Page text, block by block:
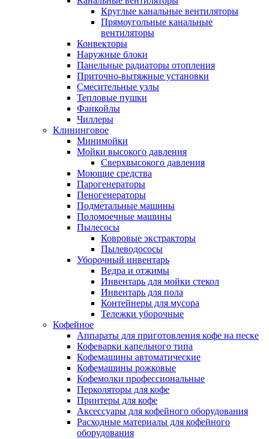
Круглые канальные вентиляторы
Прямоугольные канальные
вентиляторы
Конвекторы
Наружные блоки
Панельные радиаторы отопления
Приточно-вытяжные установки
Смесительные узлы
Тепловые пушки
Фанкойлы
Чиллеры
Клининговое
Минимойки
Мойки высокого давления
Сверхвысокого давления
Моющие средства
Парогенераторы
Пеногенераторы
Подметальные машины
Поломоечные машины
Пылесосы
Ковровые экстракторы
Пылеводососы
Уборочный инвентарь
Ведра и отжимы
Инвентарь для мойки стекол
Инвентарь для пола
Контейнеры для мусора
Тележки уборочные
Кофейное
Аппараты для приготовления кофе на песке
Кофеварки капельного типа
Кофемашины автоматические
Кофемашины рожковые
Кофемолки профессиональные
Перколяторы для кофе
Принтеры для кофе
Аксессуары для кофейного оборудования
Расходные материалы для кофейного
оборудования